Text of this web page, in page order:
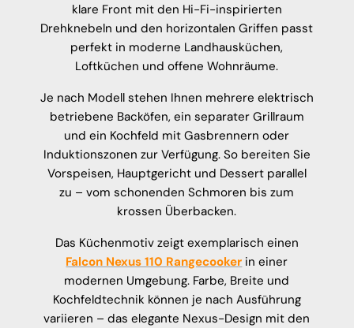
klare Front mit den Hi-Fi-inspirierten
Drehknebeln und den horizontalen Griffen passt
perfekt in moderne Landhausküchen,
Loftküchen und offene Wohnräume.
Je nach Modell stehen Ihnen mehrere elektrisch
betriebene Backöfen, ein separater Grillraum
und ein Kochfeld mit Gasbrennern oder
Induktionszonen zur Verfügung. So bereiten Sie
Vorspeisen, Hauptgericht und Dessert parallel
zu – vom schonenden Schmoren bis zum
krossen Überbacken.
Das Küchenmotiv zeigt exemplarisch einen
Falcon Nexus 110 Rangecooker in einer
modernen Umgebung. Farbe, Breite und
Kochfeldtechnik können je nach Ausführung
variieren – das elegante Nexus-Design mit den